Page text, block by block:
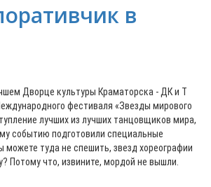
в
Дворце культуры Краматорска - ДК и Т
фестиваля «Звезды мирового
лучших из лучших танцовщиков мира,
событию подготовили специальные
можете туда не спешить, звезд хореографии
Потому что, извините, мордой не вышли.